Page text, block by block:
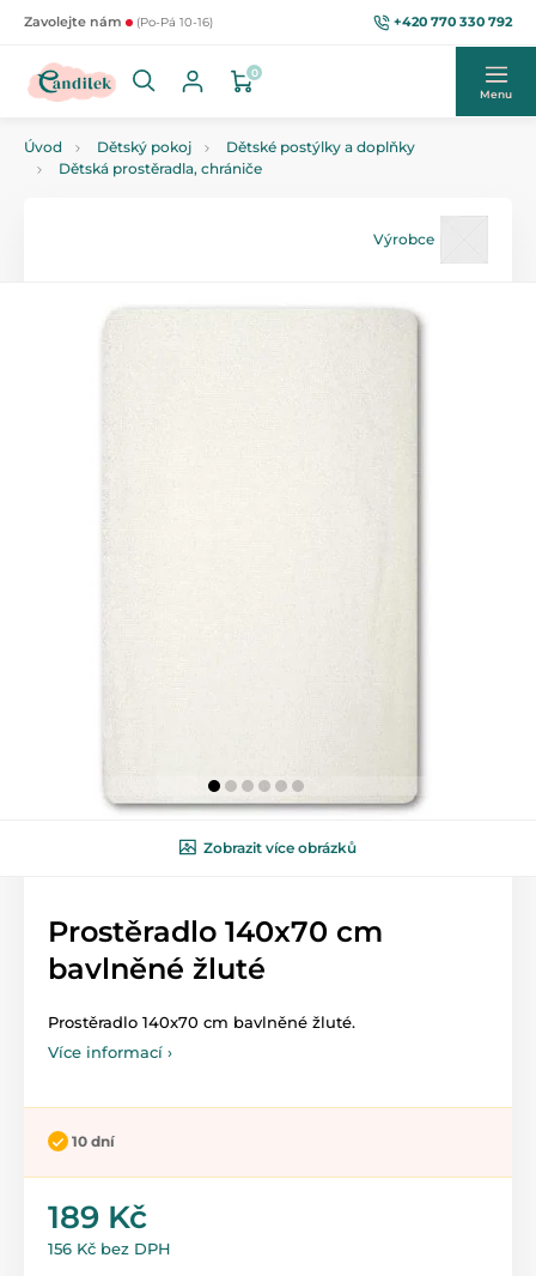
Zavolejte nám (Po-Pá 10-16) +420 770 330 792
0
Menu
Úvod Dětský pokoj
Dětské postýlky a doplňky
Dětská prostěradla, chrániče
Výrobce
Zobrazit více obrázků
Prostěradlo 140x70 cm
bavlněné žluté
Prostěradlo 140x70 cm bavlněné žluté.
Více informací ›
10 dní
189 Kč
156 Kč bez DPH